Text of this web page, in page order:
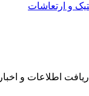
و ارتعاشات
اطلاعات و اخبار